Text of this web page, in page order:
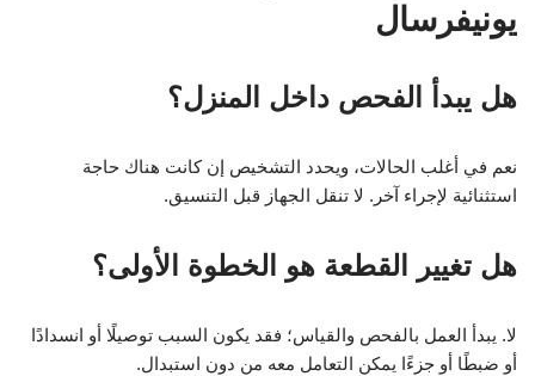
يونيفرسال
هل يبدأ الفحص داخل المنزل؟
نعم في أغلب الحالات، ويحدد التشخيص إن كانت هناك حاجة
استثنائية لإجراء آخر. لا تنقل الجهاز قبل التنسيق.
هل تغيير القطعة هو الخطوة الأولى؟
لا. يبدأ العمل بالفحص والقياس؛ فقد يكون السبب توصيلًا أو انسدادًا
أو ضبطًا أو جزءًا يمكن التعامل معه من دون استبدال.